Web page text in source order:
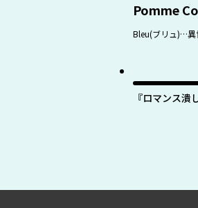
Pomme
Bleu(ブリュ)…異
『ロマンス潰